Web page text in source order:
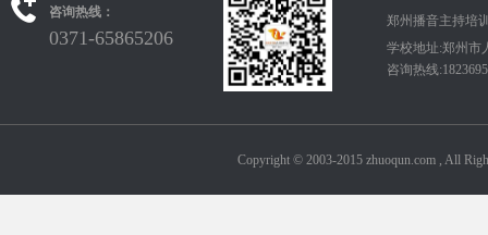
咨询热线：
0371-65865206
郑州播音主持培
学校地址:郑州市
咨询热线
Copyright © 2003-2015 zhuoqun.com , All